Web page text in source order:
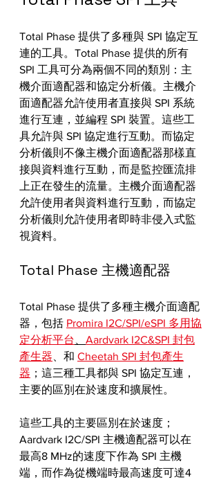
Total Phase 提供了多種與 SPI 協定互
連的工具。Total Phase 提供的所有
SPI 工具可分為兩個不同的類別：主
機介面適配器和協定分析儀。主機介
面適配器允許使用者直接與 SPI 系統
進行互連，並編程 SPI 裝置。這些工
具允許與 SPI 協定進行互動。而協定
分析儀則不像主機介面適配器那樣直
接與資料進行互動，而是監控匯流排
上正在發生的流量。主機介面適配器
允許使用者與資料進行互動，而協定
分析儀則允許使用者即時非侵入式監
視資料。
Total Phase 主機適配器
Total Phase 提供了多種主機介面適配
器，包括 Promira I2C/SPI/eSPI 多用協
定分析平台
Aardvark I2C&SPI 封包
產生器 、和 Cheetah SPI 封包產生
器 ；這三種工具都與 SPI 協定互連，
主要的區別在於速度和擴展性。
這些工具的主要區別在於速度；
Aardvark I2C/SPI 主機適配器可以在
最高8 MHz的速度下作為 SPI 主機
端，而作為從機端時最高速度可達4